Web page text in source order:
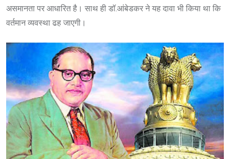
असमानता पर आधारित है। साथ ही डॉ.आंबेडकर ने यह दावा भी किया था कि
वर्तमान व्यवस्था ढह जाएगी।